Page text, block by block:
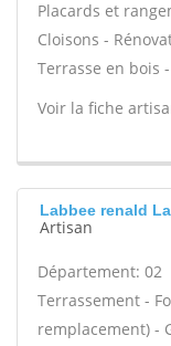
Placards et
Cloisons -
Terrasse en bois -
Voir la fiche
Labbee renald
Artisan
Département: 02
Terrassement -
remplacement) -